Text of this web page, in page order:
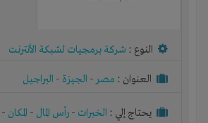
النوع : شركة برمجيات لشبكة الأنترنت
العنوان : مصر- الجيزة - البراجيل
يحتاج إلي : الخبرات - رأس المال - المكان -